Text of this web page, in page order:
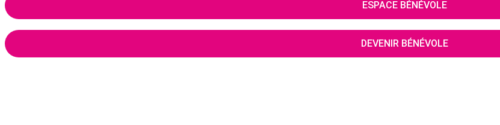
ESPACE BÉNÉVOLE
DEVENIR BÉNÉVOLE